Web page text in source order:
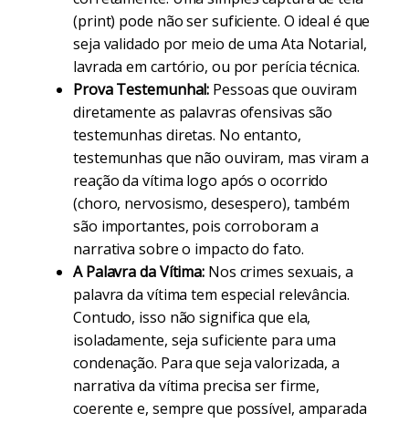
(print) pode não ser suficiente. O ideal é que
seja validado por meio de uma Ata Notarial,
lavrada em cartório, ou por perícia técnica.
Prova Testemunhal: Pessoas que ouviram
diretamente as palavras ofensivas são
testemunhas diretas. No entanto,
testemunhas que não ouviram, mas viram a
reação da vítima logo após o ocorrido
(choro, nervosismo, desespero), também
são importantes, pois corroboram a
narrativa sobre o impacto do fato.
A Palavra da Vítima: Nos crimes sexuais, a
palavra da vítima tem especial relevância.
Contudo, isso não significa que ela,
isoladamente, seja suficiente para uma
condenação. Para que seja valorizada, a
narrativa da vítima precisa ser firme,
coerente e, sempre que possível, amparada